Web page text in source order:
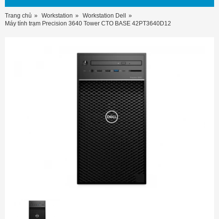
Trang chủ Workstation
Workstation Dell
Máy tính trạm Precision 3640 Tower CTO BASE 42PT3640D12